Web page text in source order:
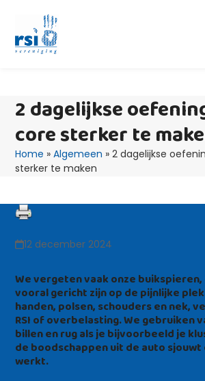
content
2 dagelijkse
core sterker te
Home »Algemeen »2 dagelijkse
sterker te maken
12 december 2024
We vergeten vaak onze
vooral gericht zijn op de pijnlijke
handen, polsen, schouders en nek,
RSI of overbelasting. We gebruiken
billen en rug als je bijvoorbeeld je
de boodschappen uit de auto sjouwt
werkt.